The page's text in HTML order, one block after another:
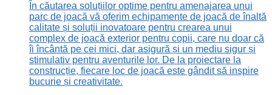
În căutarea soluțiilor optime pentru amenajarea unui
parc de joacă vă oferim echipamente de joacă de înaltă
calitate și soluții inovatoare pentru crearea unui
complex de joacă exterior pentru copii, care nu doar că
îi încântă pe cei mici, dar asigură și un mediu sigur și
stimulativ pentru aventurile lor. De la proiectare la
construcție, fiecare loc de joacă este gândit să inspire
bucurie și creativitate.